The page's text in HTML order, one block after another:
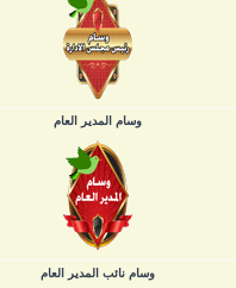
وسام المدير العام
وسام نائب المدير العام